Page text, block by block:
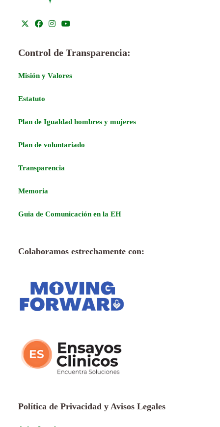
Control de Transparencia:
Misión y Valores
Estatuto
Plan de Igualdad hombres y mujeres
Plan de voluntariado
Transparencia
Memoria
Guia de Comunicación en la EH
Colaboramos estrechamente con:
Política de Privacidad y Avisos Legales